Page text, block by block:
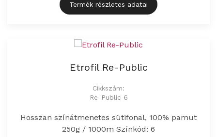
Termék részletes adatai
Etrofil Re-Public
Cikkszám:
Re-Public 6
Hosszan színátmenetes sütifonal, 100% pamut
250g / 1000m Színkód: 6